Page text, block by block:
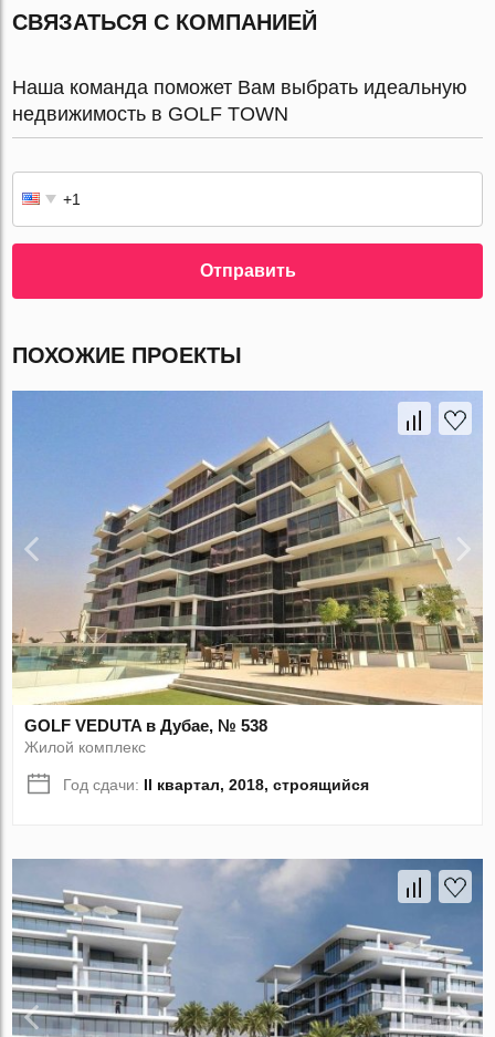
СВЯЗАТЬСЯ С КОМПАНИЕЙ
Наша команда поможет Вам выбрать идеальную
недвижимость в GOLF TOWN
Отправить
ПОХОЖИЕ ПРОЕКТЫ
GOLF VEDUTA в Дубае, № 538
Жилой комплекс
Год сдачи: II квартал, 2018, строящийся